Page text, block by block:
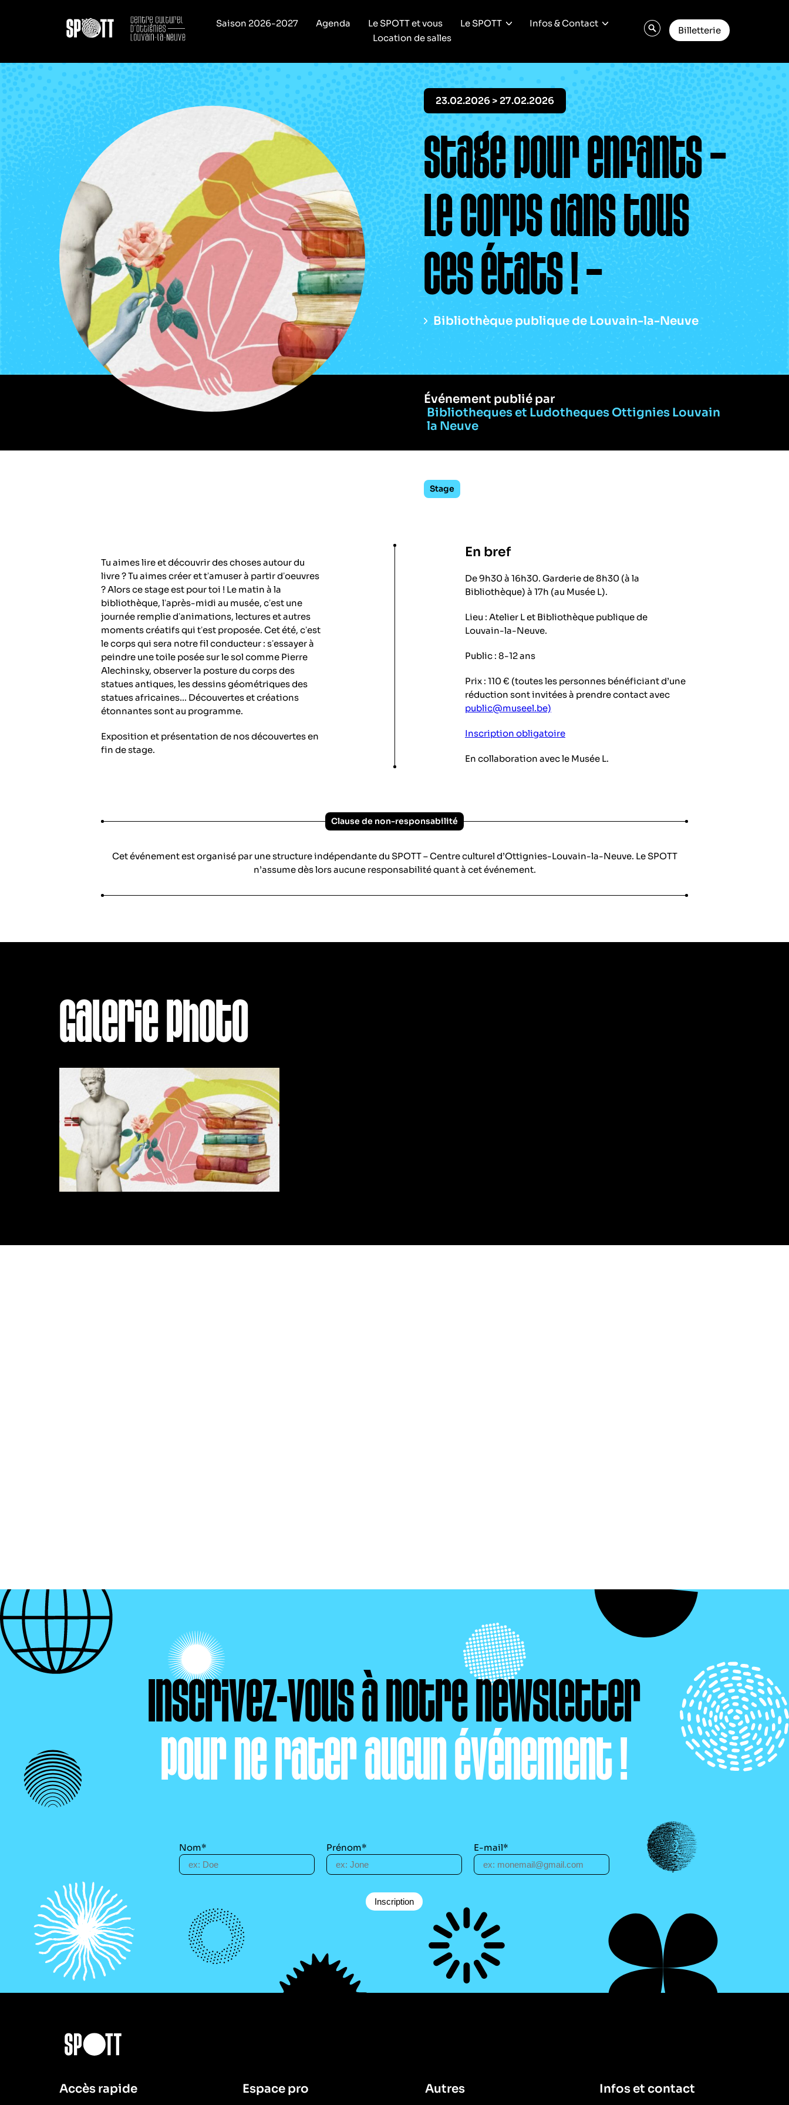
Saison 2026-2027 Agenda Le SPOTT et vous Le SPOTT
Infos & Contact
Location de salles
Billetterie
23.02.2026 > 27.02.2026
Stage pour enfants –
Le corps dans tous
ces états ! –
Bibliothèque publique de Louvain-la-Neuve
Événement publié par
Bibliotheques et Ludotheques Ottignies Louvain
la Neuve
Stage
Tu aimes lire et découvrir des choses autour du
livre ? Tu aimes créer et tʼamuser à partir dʼoeuvres
? Alors ce stage est pour toi ! Le matin à la
bibliothèque, lʼaprès-midi au musée, cʼest une
journée remplie dʼanimations, lectures et autres
moments créatifs qui tʼest proposée. Cet été, cʼest
le corps qui sera notre fil conducteur : sʼessayer à
peindre une toile posée sur le sol comme Pierre
Alechinsky, observer la posture du corps des
statues antiques, les dessins géométriques des
statues africaines… Découvertes et créations
étonnantes sont au programme.
Exposition et présentation de nos découvertes en
fin de stage.
En bref
De 9h30 à 16h30. Garderie de 8h30 (à la
Bibliothèque) à 17h (au Musée L).
Lieu : Atelier L et Bibliothèque publique de
Louvain-la-Neuve.
Public : 8-12 ans
Prix : 110 € (toutes les personnes bénéficiant d’une
réduction sont invitées à prendre contact avec
public@museel.be)
Inscription obligatoire
En collaboration avec le Musée L.
Clause de non-responsabilité
Cet événement est organisé par une structure indépendante du SPOTT – Centre culturel d’Ottignies-Louvain-la-Neuve. Le SPOTT
n’assume dès lors aucune responsabilité quant à cet événement.
Galerie photo
Inscrivez-vous à notre newsletter
pour ne rater aucun événement !
Nom* Prénom* E-mail*
Accès rapide Espace pro Autres Infos et contact